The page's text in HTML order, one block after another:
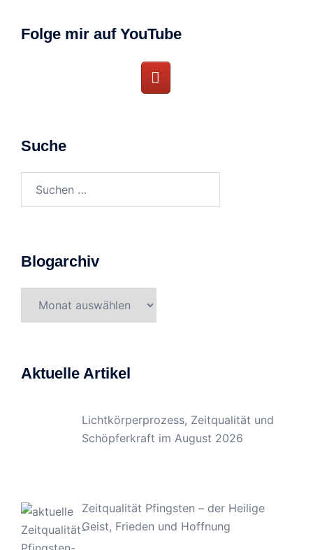
Folge mir auf YouTube
Suche
Blogarchiv
Aktuelle Artikel
Lichtkörperprozess, Zeitqualität und
Schöpferkraft im August 2026
Zeitqualität Pfingsten – der Heilige
Geist, Frieden und Hoffnung